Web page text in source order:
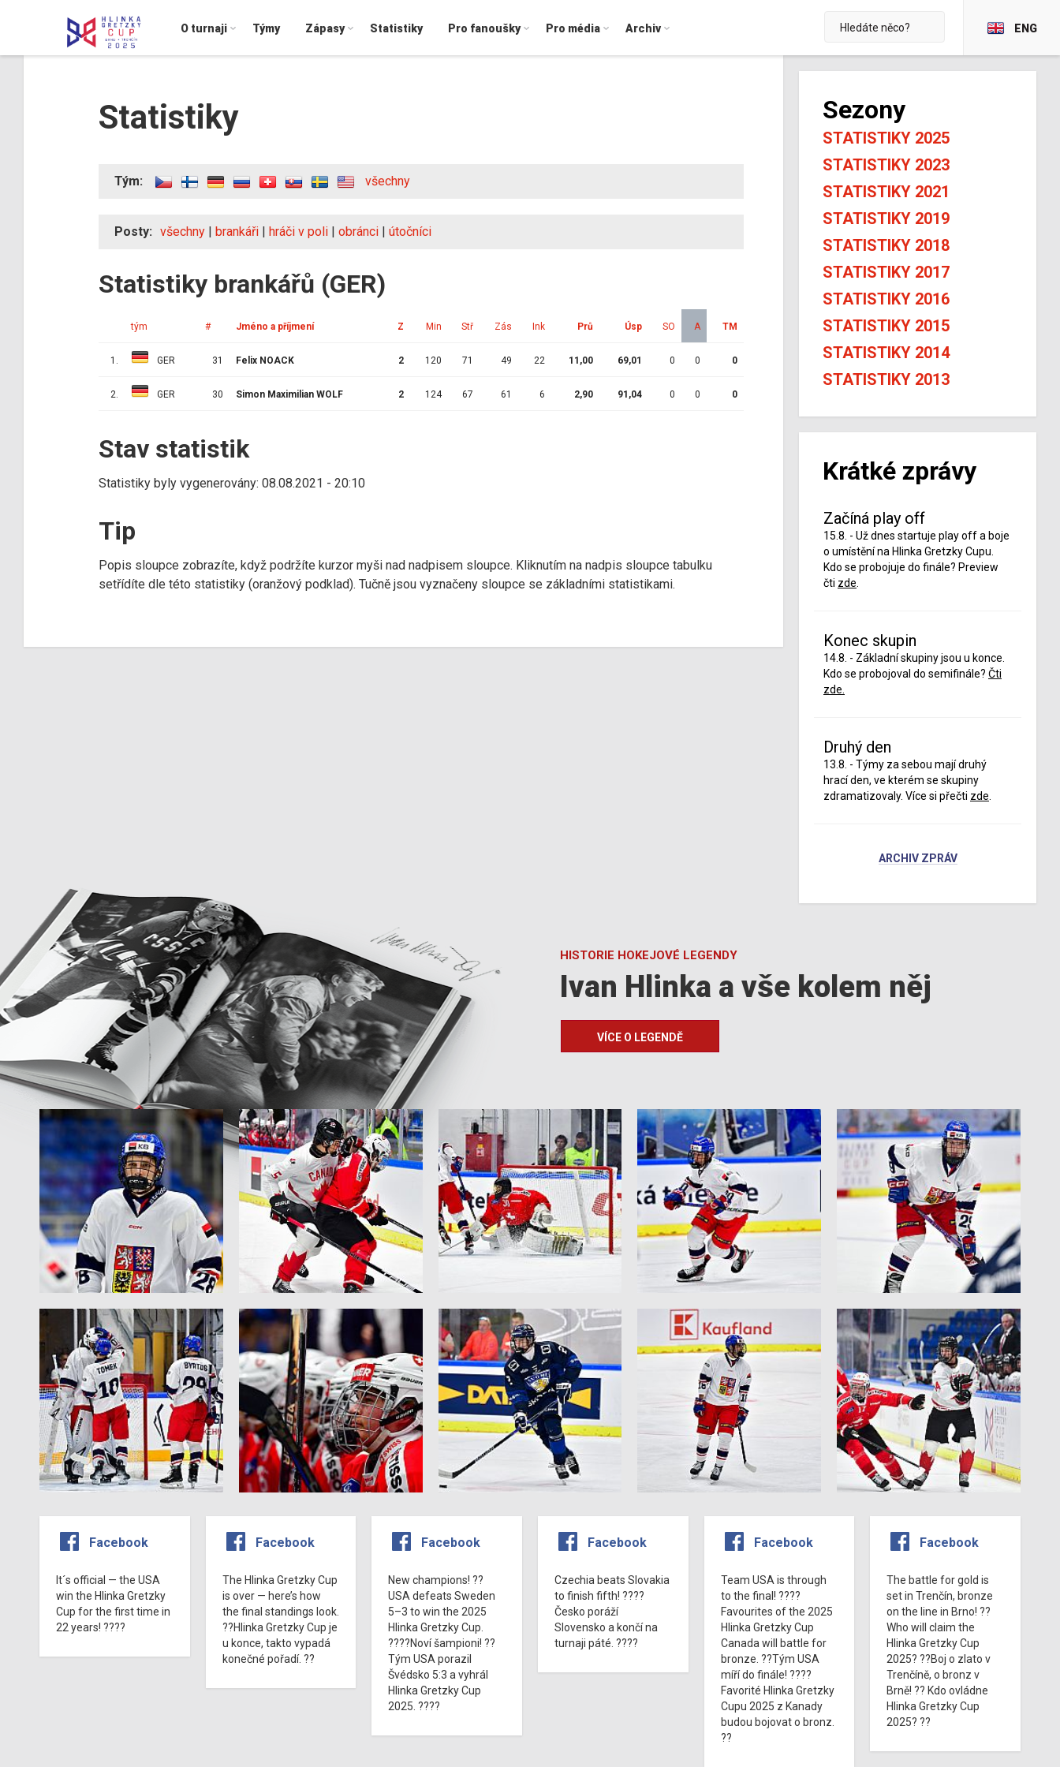
O turnaji Týmy Zápasy Statistiky Pro fanoušky Pro média Archiv ENG
Statistiky
Tým: všechny
Posty: všechny | brankáři | hráči v poli | obránci | útočníci
Statistiky brankářů (GER)
tým # Jméno a příjmení Z Min Stř Zás Ink Prů Úsp SO A TM
1. GER 31 Felix NOACK 2 120 71 49 22 11,00 69,01 0 0 0
2. GER 30 Simon Maximilian WOLF 2 124 67 61 6 2,90 91,04 0 0 0
Stav statistik
Statistiky byly vygenerovány: 08.08.2021 - 20:10
Tip
Popis sloupce zobrazíte, když podržíte kurzor myši nad nadpisem sloupce. Kliknutím na nadpis sloupce tabulku
setřídíte dle této statistiky (oranžový podklad). Tučně jsou vyznačeny sloupce se základními statistikami.
Sezony
STATISTIKY 2025
STATISTIKY 2023
STATISTIKY 2021
STATISTIKY 2019
STATISTIKY 2018
STATISTIKY 2017
STATISTIKY 2016
STATISTIKY 2015
STATISTIKY 2014
STATISTIKY 2013
Krátké zprávy
Začíná play off
15.8. - Už dnes startuje play off a boje
o umístění na Hlinka Gretzky Cupu.
Kdo se probojuje do finále? Preview
čti zde
Konec skupin
14.8. - Základní skupiny jsou u konce.
Kdo se probojoval do semifinále? Čti
zde.
Druhý den
13.8. - Týmy za sebou mají druhý
hrací den, ve kterém se skupiny
zdramatizovaly. Více si přečti zde
ARCHIV ZPRÁV
HISTORIE HOKEJOVÉ LEGENDY
Ivan Hlinka a vše kolem něj
VÍCE O LEGENDĚ
Facebook
It´s official — the USA
win the Hlinka Gretzky
Cup for the first time in
22 years! ????
Facebook
The Hlinka Gretzky Cup
is over — here’s how
the final standings look.
??Hlinka Gretzky Cup je
u konce, takto vypadá
konečné pořadí. ??
Facebook
New champions! ??
USA defeats Sweden
5–3 to win the 2025
Hlinka Gretzky Cup.
????Noví šampioni! ??
Tým USA porazil
Švédsko 5:3 a vyhrál
Hlinka Gretzky Cup
2025. ????
Facebook
Czechia beats Slovakia
to finish fifth! ????
Česko poráží
Slovensko a končí na
turnaji páté. ????
Facebook
Team USA is through
to the final! ????
Favourites of the 2025
Hlinka Gretzky Cup
Canada will battle for
bronze. ??Tým USA
míří do finále! ????
Favorité Hlinka Gretzky
Cupu 2025 z Kanady
budou bojovat o bronz.
??
Facebook
The battle for gold is
set in Trenčín, bronze
on the line in Brno! ??
Who will claim the
Hlinka Gretzky Cup
2025? ??Boj o zlato v
Trenčíně, o bronz v
Brně! ?? Kdo ovládne
Hlinka Gretzky Cup
2025? ??